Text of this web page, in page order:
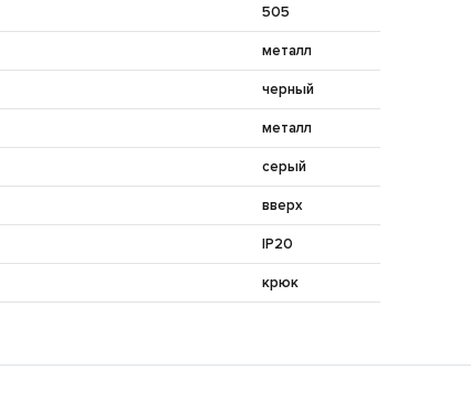
505
металл
черный
металл
серый
вверх
IP20
крюк